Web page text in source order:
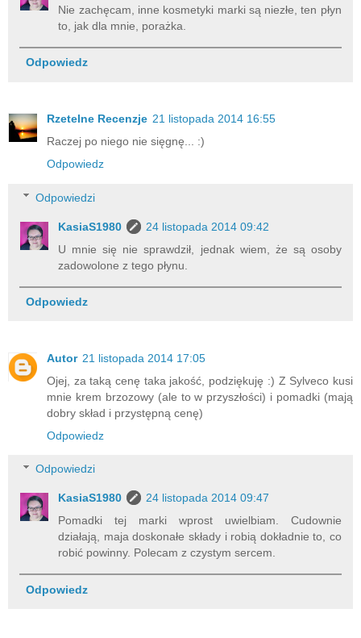
Nie zachęcam, inne kosmetyki marki są niezłe, ten płyn
to, jak dla mnie, porażka.
Odpowiedz
Rzetelne Recenzje 21 listopada 2014 16:55
Raczej po niego nie sięgnę... :)
Odpowiedz
Odpowiedzi
KasiaS1980
24 listopada 2014 09:42
U mnie się nie sprawdził, jednak wiem, że są osoby
zadowolone z tego płynu.
Odpowiedz
Autor 21 listopada 2014 17:05
Ojej, za taką cenę taka jakość, podziękuję :) Z Sylveco kusi
mnie krem brzozowy (ale to w przyszłości) i pomadki (mają
dobry skład i przystępną cenę)
Odpowiedz
Odpowiedzi
KasiaS1980
24 listopada 2014 09:47
Pomadki tej marki wprost uwielbiam. Cudownie
działają, maja doskonałe składy i robią dokładnie to, co
robić powinny. Polecam z czystym sercem.
Odpowiedz